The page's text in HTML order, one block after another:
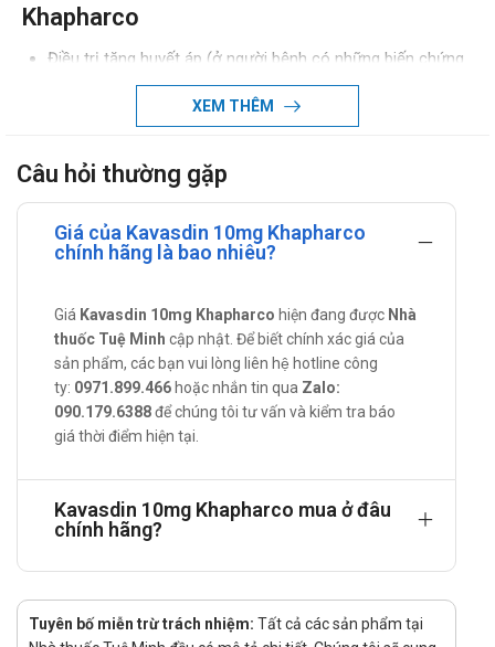
Khapharco
Điều trị tăng huyết áp (ở người bệnh có những biến chứng
chuyển hóa như đái tháo đường).
Điều trị dự phòng ở người ở người bệnh đau thắt ngực ổn
Hướng dẫn dùng Kavasdin 10mg
Khapharco
Cách sử dụng:
Liều lượng:
Thuốc dạng viên nén dùng đường uống.Thuốc bán theo
đơn bác sĩ.
Liều khuyến cáo:
Liều khởi đầu thường dùng cho điều trị tăng huyết áp
và đau thắt ngực của amlodipin là 5mg, một lần cho 24
giờ, tối đa 10mg cho một lần trong ngày.
Nếu tác dụng không hiệu quả sau 4 tuần điều trị có thể
tăng liều.
Liều dùng cụ thể tùy thuộc vào thể trạng và mức độ
XEM THÊM
Câu hỏi thường gặp
Giá của Kavasdin 10mg Khapharco
chính hãng là bao nhiêu?
Giá Kavasdin 10mg Khapharco hiện đang được Nhà
thuốc Tuệ Minh cập nhật. Để biết chính xác giá của
sản phẩm, các bạn vui lòng liên hệ hotline công
ty: 0971.899.466 hoặc nhắn tin qua Zalo:
090.179.6388để chúng tôi tư vấn và kiểm tra báo
giá thời điểm hiện tại.
Kavasdin 10mg Khapharco mua ở đâu
chính hãng?
Tuyên bố miễn trừ trách nhiệm: Tất cả các sản phẩm tại